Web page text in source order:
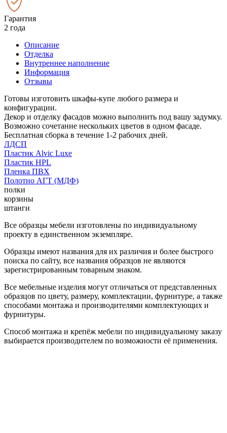
Гарантия
2 года
Описание
Отделка
Внутреннее наполнение
Информация
Отзывы
Готовы изготовить шкафы-купе любого размера и
конфигурации.
Декор и отделку фасадов можно выполнить под вашу задумку.
Возможно сочетание нескольких цветов в одном фасаде.
Бесплатная сборка в течение 1-2 рабочих дней.
ЛДСП
Пластик Alvic Luxe
Пластик HPL
Пленка ПВХ
Полотно АГТ (МДФ)
полки
корзины
штанги
Все образцы мебели изготовлены по индивидуальному
проекту в единственном экземпляре.
Образцы имеют названия для их различия и более быстрого
поиска по сайту, все названия образцов не являются
зарегистрированным товарным знаком.
Все мебельные изделия могут отличаться от представленных
образцов по цвету, размеру, комплектации, фурнитуре, а также
способами монтажа и производителями комплектующих и
фурнитуры.
Способ монтажа и крепёж мебели по индивидуальному заказу
выбирается производителем по возможности её применения.